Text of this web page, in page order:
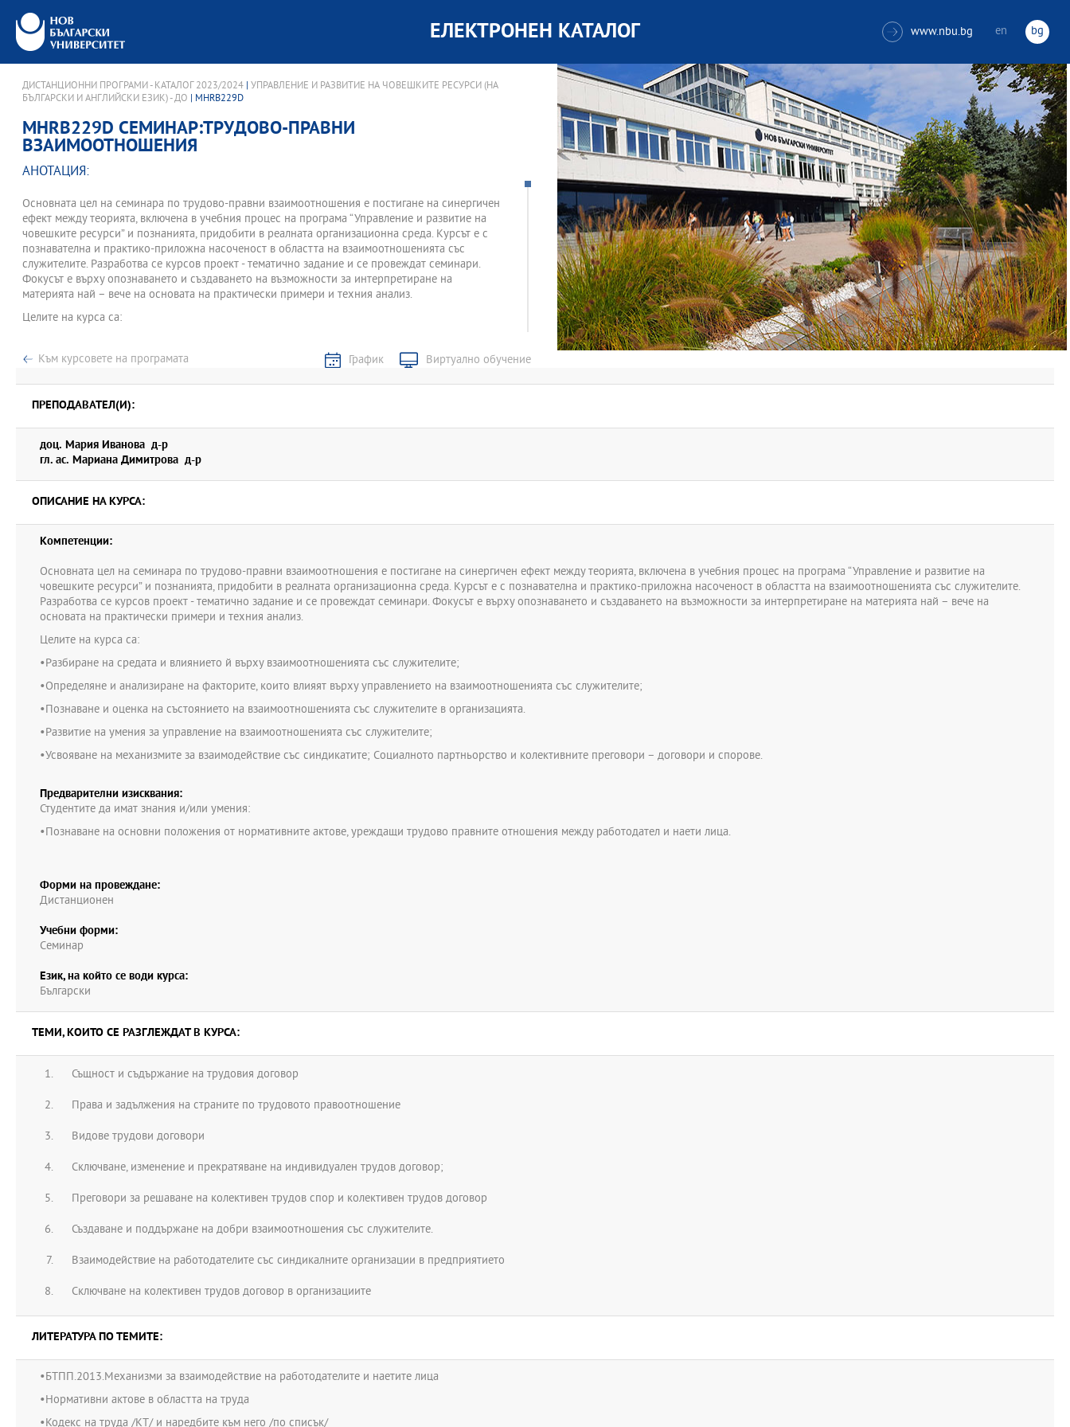
ЕЛЕКТРОНЕН КАТАЛОГ  www.nbu.bg en bg
ДИСТАНЦИОННИ ПРОГРАМИ - КАТАЛОГ 2023/2024 |УПРАВЛЕНИЕ И РАЗВИТИЕ НА ЧОВЕШКИТЕ РЕСУРСИ (НА
БЪЛГАРСКИ И АНГЛИЙСКИ ЕЗИК) - ДО | MHRB229D
MHRB229D СЕМИНАР:ТРУДОВО-ПРАВНИ
ВЗАИМООТНОШЕНИЯ
АНОТАЦИЯ:
Основната цел на семинара по трудово-правни взаимоотношения е постигане на синергичен
ефект между теорията, включена в учебния процес на програма “Управление и развитие на
човешките ресурси” и познанията, придобити в реалната организационна среда. Курсът е с
познавателна и практико-приложна насоченост в областта на взаимоотношенията със
служителите. Разработва се курсов проект - тематично задание и се провеждат семинари.
Фокусът е върху опознаването и създаването на възможности за интерпретиране на
материята най – вече на основата на практически примери и техния анализ.
Целите на курса са:
•Определяне и анализиране на факторите, които влияят върху управлението на
•Познаване и оценка на състоянието на взаимоотношенията със служителите в
•Развитие на умения за управление на взаимоотношенията със служителите;
•Усвояване на механизмите за взаимодействие със синдикатите; Социалното партньорство и
колективните преговори – договори и спорове.
Към курсовете на програмата График Виртуално обучение
ПРЕПОДАВАТЕЛ(И):
доц. Мария Иванова д-р
гл. ас. Мариана Димитрова д-р
ОПИСАНИЕ НА КУРСА:
Компетенции:
Основната цел на семинара по трудово-правни взаимоотношения е постигане на синергичен ефект между теорията, включена в учебния процес на програма “Управление и развитие на
човешките ресурси” и познанията, придобити в реалната организационна среда. Курсът е с познавателна и практико-приложна насоченост в областта на взаимоотношенията със служителите.
Разработва се курсов проект - тематично задание и се провеждат семинари. Фокусът е върху опознаването и създаването на възможности за интерпретиране на материята най – вече на
основата на практически примери и техния анализ.
Целите на курса са:
•Разбиране на средата и влиянието й върху взаимоотношенията със служителите;
•Определяне и анализиране на факторите, които влияят върху управлението на взаимоотношенията със служителите;
•Познаване и оценка на състоянието на взаимоотношенията със служителите в организацията.
•Развитие на умения за управление на взаимоотношенията със служителите;
•Усвояване на механизмите за взаимодействие със синдикатите; Социалното партньорство и колективните преговори – договори и спорове.
Предварителни изисквания:
Студентите да имат знания и/или умения:
•Познаване на основни положения от нормативните актове, уреждащи трудово правните отношения между работодател и наети лица.
Форми на провеждане:
Дистанционен
Учебни форми:
Семинар
Език, на който се води курса:
Български
ТЕМИ, КОИТО СЕ РАЗГЛЕЖДАТ В КУРСА:
Същност и съдържание на трудовия договор
Права и задължения на страните по трудовото правоотношение
Видове трудови договори
Сключване, изменение и прекратяване на индивидуален трудов договор;
Преговори за решаване на колективен трудов спор и колективен трудов договор
Създаване и поддържане на добри взаимоотношения със служителите.
Взаимодействие на работодателите със синдикалните организации в предприятието
Сключване на колективен трудов договор в организациите
ЛИТЕРАТУРА ПО ТЕМИТЕ:
•БТПП.2013.Механизми за взаимодействие на работодателите и наетите лица
•Нормативни актове в областта на труда
•Кодекс на труда /КТ/ и наредбите към него /по списък/